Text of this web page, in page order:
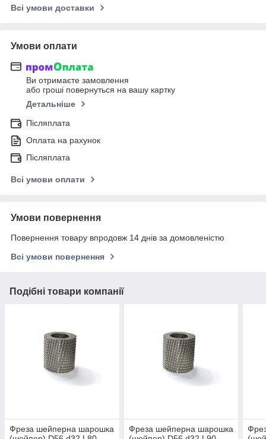
Всі умови доставки
Умови оплати
Ви отримаєте замовлення
або гроші повернуться на вашу картку
Детальніше
Післяплата
Оплата на рахунок
Післяплата
Всі умови оплати
Умови повернення
Повернення товару впродовж 14 днів за домовленістю
Всі умови повернення
Подібні товари компанії
Фреза шейперна шарошка
Фреза шейперна шарошка